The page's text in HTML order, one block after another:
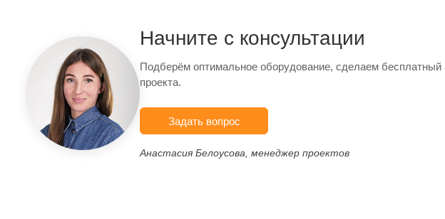
Начните с консультации
Подберём оптимальное оборудование, сделаем бесплатный
проекта.
Задать вопрос
Анастасия Белоусова, менеджер проектов